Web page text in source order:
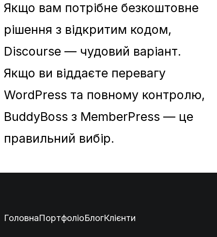
Якщо вам потрібне безкоштовне
рішення з відкритим кодом,
Discourse — чудовий варіант.
Якщо ви віддаєте перевагу
WordPress та повному контролю,
BuddyBoss з MemberPress — це
правильний вибір.
ГоловнаПортфоліоБлогКлієнти